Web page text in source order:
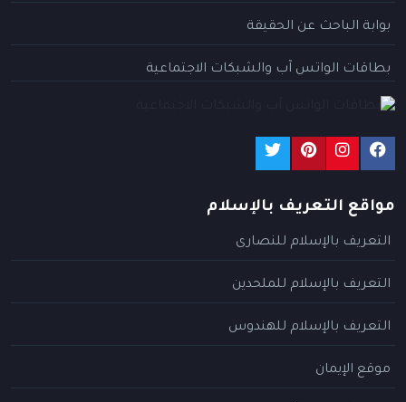
بوابة الباحث عن الحقيقة
بطاقات الواتس آب والشبكات الاجتماعية
مواقع التعريف بالإسلام
التعريف بالإسلام للنصارى
التعريف بالإسلام للملحدين
التعريف بالإسلام للهندوس
موقع الإيمان